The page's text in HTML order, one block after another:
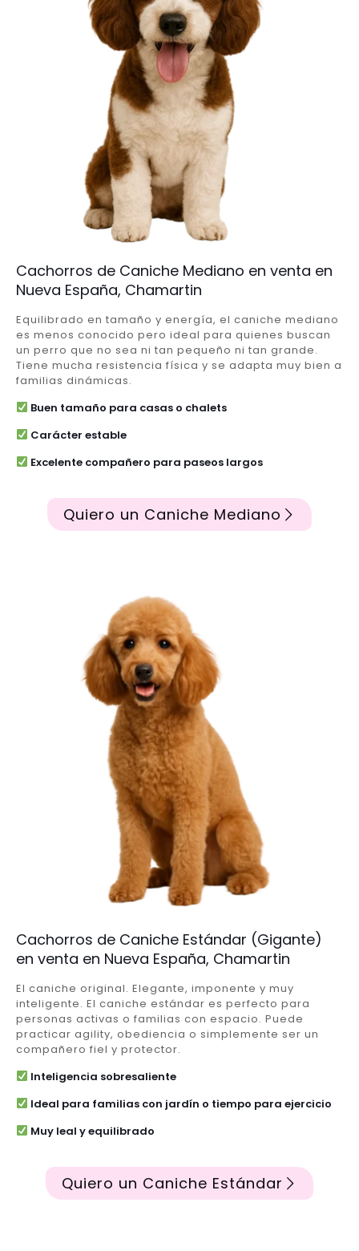
Cachorros de Caniche Mediano en venta en
Nueva España, Chamartin
Equilibrado en tamaño y energía, el caniche mediano
es menos conocido pero ideal para quienes buscan
un perro que no sea ni tan pequeño ni tan grande.
Tiene mucha resistencia física y se adapta muy bien a
familias dinámicas.
Buen tamaño para casas o chalets
Carácter estable
Excelente compañero para paseos largos
Quiero un Caniche Mediano
Cachorros de Caniche Estándar (Gigante)
en venta en Nueva España, Chamartin
El caniche original. Elegante, imponente y muy
inteligente. El caniche estándar es perfecto para
personas activas o familias con espacio. Puede
practicar agility, obediencia o simplemente ser un
compañero fiel y protector.
Inteligencia sobresaliente
Ideal para familias con jardín o tiempo para ejercicio
Muy leal y equilibrado
Quiero un Caniche Estándar